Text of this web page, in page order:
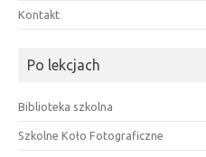
Kontakt
Po lekcjach
Biblioteka szkolna
Szkolne Koło Fotograficzne